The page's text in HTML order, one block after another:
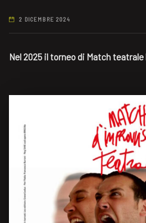
2 DICEMBRE 2024
Nel 2025 il torneo di Match teatrale